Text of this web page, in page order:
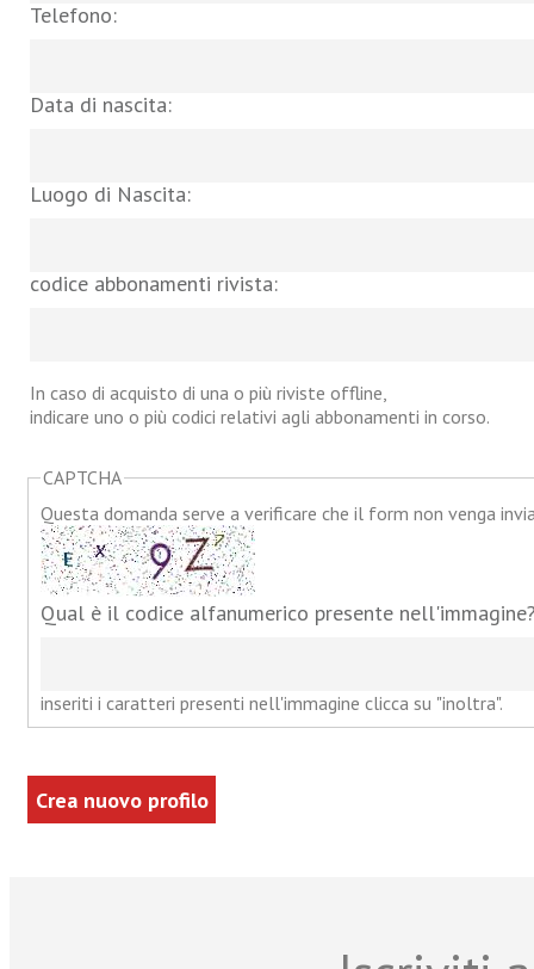
Telefono:
Data di nascita:
Luogo di Nascita:
codice abbonamenti rivista:
In caso di acquisto di una o più riviste offline,
indicare uno o più codici relativi agli abbonamenti in corso.
CAPTCHA
Questa domanda serve a verificare che il form non venga
Qual è il codice alfanumerico presente
inseriti i caratteri presenti nell'immagine clicca su "inoltra".